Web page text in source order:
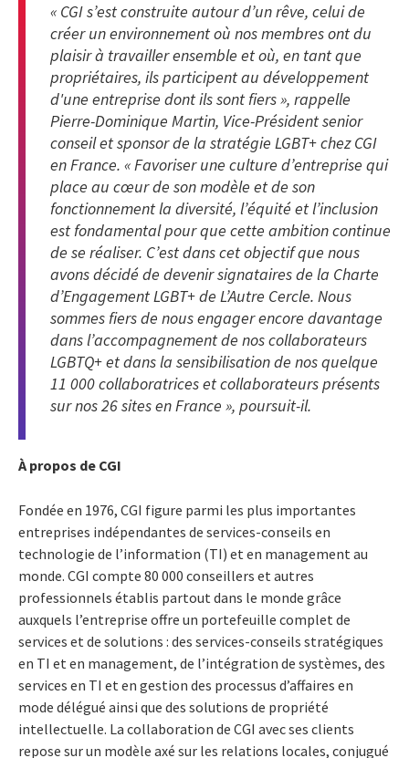
« CGI s’est construite autour d’un rêve, celui de
créer un environnement où nos membres ont du
plaisir à travailler ensemble et où, en tant que
propriétaires, ils participent au développement
d'une entreprise dont ils sont fiers », rappelle
Pierre-Dominique Martin, Vice-Président senior
conseil et sponsor de la stratégie LGBT+ chez CGI
en France. « Favoriser une culture d’entreprise qui
place au cœur de son modèle et de son
fonctionnement la diversité, l’équité et l’inclusion
est fondamental pour que cette ambition continue
de se réaliser. C’est dans cet objectif que nous
avons décidé de devenir signataires de la Charte
d’Engagement LGBT+ de L’Autre Cercle. Nous
sommes fiers de nous engager encore davantage
dans l’accompagnement de nos collaborateurs
LGBTQ+ et dans la sensibilisation de nos quelque
11 000 collaboratrices et collaborateurs présents
sur nos 26 sites en France », poursuit-il.
À propos de CGI
Fondée en 1976, CGI figure parmi les plus importantes
entreprises indépendantes de services-conseils en
technologie de l’information (TI) et en management au
monde. CGI compte 80 000 conseillers et autres
professionnels établis partout dans le monde grâce
auxquels l’entreprise offre un portefeuille complet de
services et de solutions : des services-conseils stratégiques
en TI et en management, de l’intégration de systèmes, des
services en TI et en gestion des processus d’affaires en
mode délégué ainsi que des solutions de propriété
intellectuelle. La collaboration de CGI avec ses clients
repose sur un modèle axé sur les relations locales, conjugué